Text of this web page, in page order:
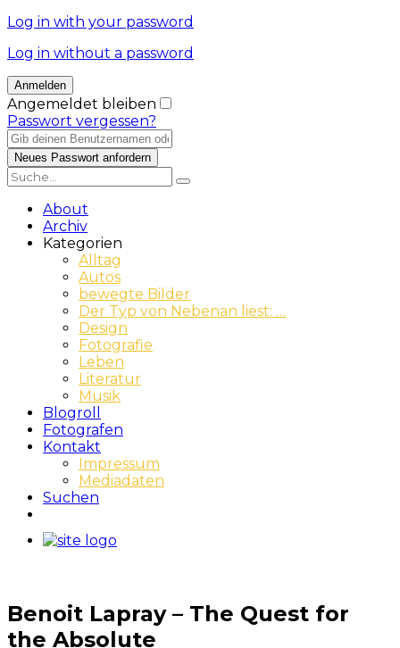
Log in with your password
Log in without a password
Angemeldet bleiben
Passwort vergessen?
About
Archiv
Kategorien
Alltag
Autos
bewegte Bilder
Der Typ von Nebenan liest: …
Design
Fotografie
Leben
Literatur
Musik
Blogroll
Fotografen
Kontakt
Impressum
Mediadaten
Suchen
Benoit Lapray – The Quest for
the Absolute